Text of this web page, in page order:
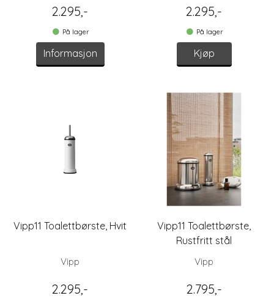
2.295,-
På lager
Informasjon
2.295,-
På lager
Kjøp
Vipp11 Toalettbørste, Hvit
Vipp
2.295,-
Vipp11 Toalettbørste,
Rustfritt stål
Vipp
2.795,-